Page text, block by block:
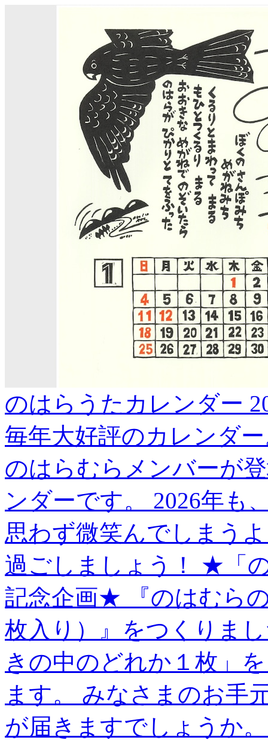
のはらうたカレンダー
毎年大好評のカレンダ
のはらむらメンバーが
ンダーです。 2026年も
思わず微笑んでしまう
過ごしましょう！ ★「
記念企画★ 『のはむら
枚入り）』をつくりま
きの中のどれか１枚」
ます。 みなさまのお手
が届きますでしょうか